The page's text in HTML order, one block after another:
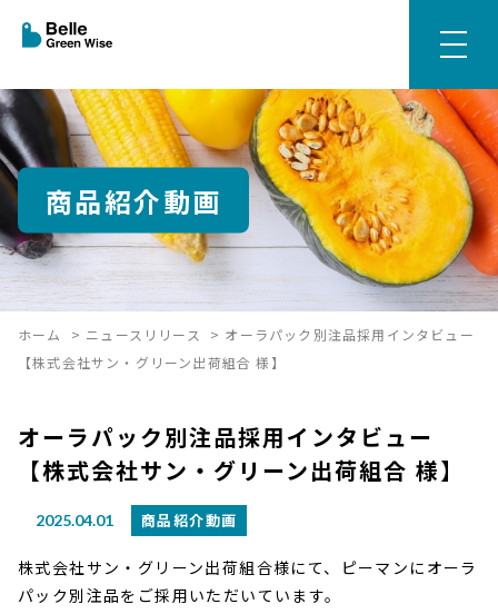
商品紹介動画
ホーム > ニュースリリース > オーラパック別注品採用インタビュー
【株式会社サン・グリーン出荷組合 様】
オーラパック別注品採用インタビュー
【株式会社サン・グリーン出荷組合 様】
2025.04.01 商品紹介動画
株式会社サン・グリーン出荷組合様にて、ピーマンにオーラ
パック別注品をご採用いただいています。